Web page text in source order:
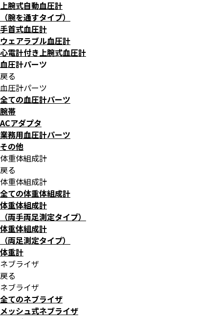
上腕式自動血圧計
（腕を通すタイプ）
手首式血圧計
ウェアラブル血圧計
心電計付き上腕式血圧計
血圧計パーツ
戻る
血圧計パーツ
全ての血圧計パーツ
腕帯
ACアダプタ
業務用血圧計パーツ
その他
体重体組成計
戻る
体重体組成計
全ての体重体組成計
体重体組成計
（両手両足測定タイプ）
体重体組成計
（両足測定タイプ）
体重計
ネブライザ
戻る
ネブライザ
全てのネブライザ
メッシュ式ネブライザ